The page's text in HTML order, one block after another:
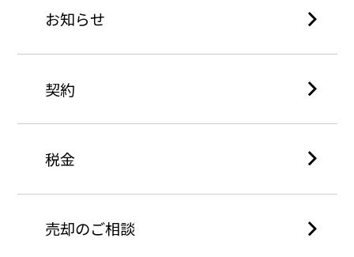
お知らせ
契約
税金
売却のご相談